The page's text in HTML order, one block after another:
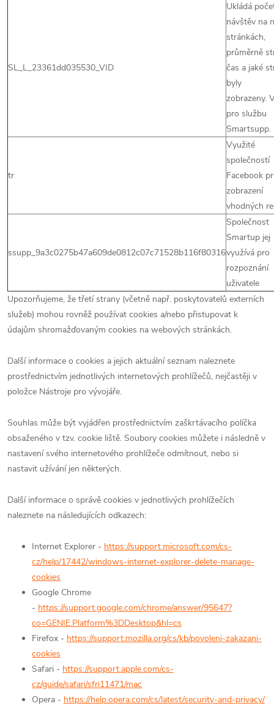
SL_L_23361dd035530_VID
Ukládá
návštěv na
stránkách,
průměrně
čas a jaké
byly
zobrazeny.
pro službu
Smartsupp.
tr
Využité
společností
Facebook
zobrazení
vhodných
ssupp_9a3c0275b47a609de0812c07c71528b116f80316
Společnost
Smartup jej
využívá pro
rozpoznání
uživatele
Upozorňujeme, že třetí strany (včetně např. poskytovatelů externích
služeb) mohou rovněž používat cookies a/nebo přistupovat k
údajům shromažďovaným cookies na webových stránkách.
Další informace o cookies a jejich aktuální seznam naleznete
prostřednictvím jednotlivých internetových prohlížečů, nejčastěji v
položce Nástroje pro vývojáře.
Souhlas může být vyjádřen prostřednictvím zaškrtávacího políčka
obsaženého v tzv. cookie liště. Soubory cookies můžete i následně v
nastavení svého internetového prohlížeče odmítnout, nebo si
nastavit užívání jen některých.
Další informace o správě cookies v jednotlivých prohlížečích
naleznete na následujících odkazech:
Internet Explorer - https://support.microsoft.com/cs-
cz/help/17442/windows-internet-explorer-delete-manage-
cookies
Google Chrome
- https://support.google.com/chrome/answer/95647?
co=GENIE.Platform%3DDesktop&hl=cs
Firefox - https://support.mozilla.org/cs/kb/povoleni-zakazani-
cookies
Safari - https://support.apple.com/cs-
cz/guide/safari/sfri11471/mac
Opera - https://help.opera.com/cs/latest/security-and-privacy/